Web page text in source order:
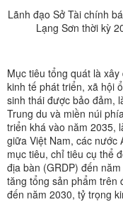
Lãnh đạo Sở Tài chính
Lạng Sơn thời kỳ
Mục tiêu tổng quát là
kinh tế phát triển, xã hội
sinh thái được bảo đảm,
Trung du và miền núi
triển khá vào năm 2035,
giữa Việt Nam, các nước
mục tiêu, chỉ tiêu cụ thể
địa bàn (GRDP) đến
tăng tổng sản phẩm trên
đến năm 2030, tỷ trọng